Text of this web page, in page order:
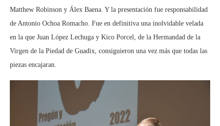
Matthew Robinson y Álex Baena. Y la presentación fue responsabilidad
de Antonio Ochoa Romacho. Fue en definitiva una inolvidable velada
en la que Juan López Lechuga y Kico Porcel, de la Hermandad de la
Virgen de la Piedad de Guadix, consiguieron una vez más que todas las
piezas encajaran.